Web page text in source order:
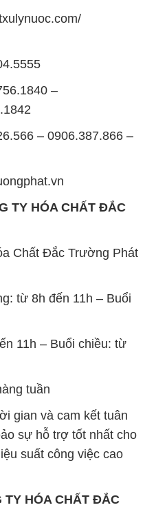
–
– 0906.387.866 –
TY HÓA CHẤT ĐẮC
Chất Đắc Trường Phát
từ 8h đến 11h – Buổi
11h – Buổi chiều: từ
tuần
gian và cam kết tuân
sự hỗ trợ tốt nhất cho
suất công việc cao
TY HÓA CHẤT ĐẮC